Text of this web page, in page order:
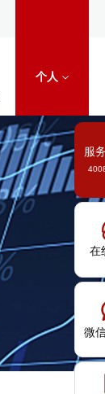
服
在
微
个人